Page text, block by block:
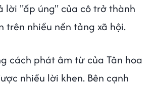
lời "ấp úng" của cô trở thành
trên nhiều nền tảng xã hội.
cách phát âm từ của Tân hoa
nhiều lời khen. Bên cạnh